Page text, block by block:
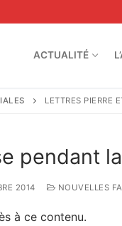
ACTUALITÉ
LETTRES PIERRE
pendant
2014 NOUVELLES
à ce contenu.